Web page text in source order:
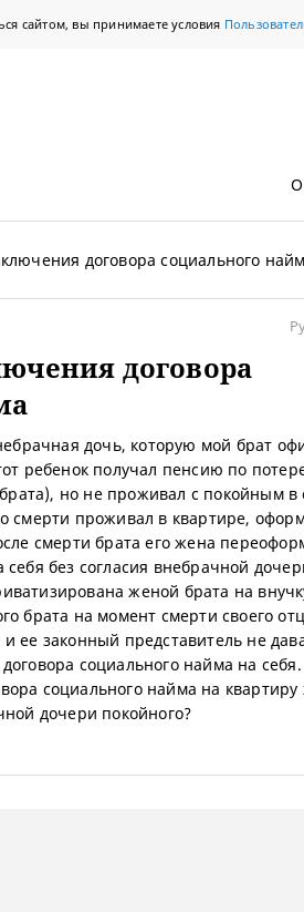
сайтом, вы принимаете условия
О
договора социального
договора
дочь, которую мой брат
ребенок получал пенсию по
но не проживал с покойным в
смерти проживал в квартире,
смерти брата его жена
без согласия внебрачной
женой брата на
брата на момент смерти своего
ее законный представитель не
социального найма на себя.
социального найма на
дочери покойного?